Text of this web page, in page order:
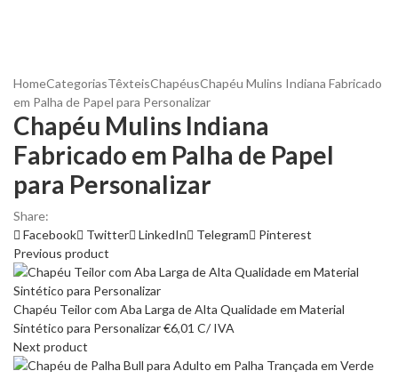
HomeCategoriasTêxteisChapéusChapéu Mulins Indiana Fabricado
em Palha de Papel para Personalizar
Chapéu Mulins Indiana
Fabricado em Palha de Papel
para Personalizar
Share:
Facebook
Twitter LinkedIn Telegram
Pinterest
Previous product
Chapéu Teilor com Aba Larga de Alta Qualidade em Material
Sintético para Personalizar€6,01 C/ IVA
Next product